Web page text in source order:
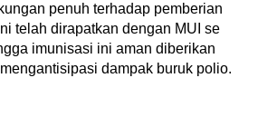
penuh terhadap pemberian
telah dirapatkan dengan MUI se
imunisasi ini aman diberikan
dampak buruk polio.